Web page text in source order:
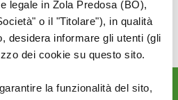
legale in Zola Predosa (BO),
o il "Titolare"), in qualità
desidera informare gli utenti (gli
dei cookie su questo sito.
la funzionalità del sito,